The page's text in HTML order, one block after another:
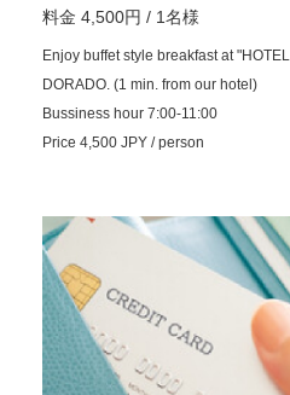
料金 4,500円 / 1名様
Enjoy buffet style breakfast at
DORADO. (1 min. from our hotel)
Bussiness hour 7:00-11:00
Price 4,500 JPY / person